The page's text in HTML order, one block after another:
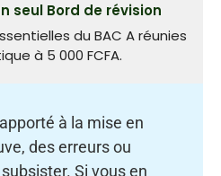
seul Bord de révision
du BAC A réunies
à 5 000 FCFA.
à la mise en
des erreurs ou
Si vous en